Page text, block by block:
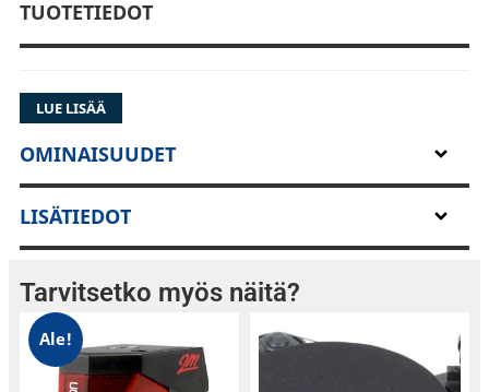
TUOTETIEDOT
LUE LISÄÄ
OMINAISUUDET
LISÄTIEDOT
Tarvitsetko myös näitä?
Ale!